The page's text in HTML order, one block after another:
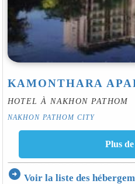
KAMONTHARA
HOTEL À NAKHON PATHOM
NAKHON PATHOM CITY
arrow_circle_right Voir la liste des